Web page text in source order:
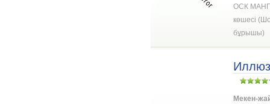
ОСК
көшесі
бұрышы)
Мекен-